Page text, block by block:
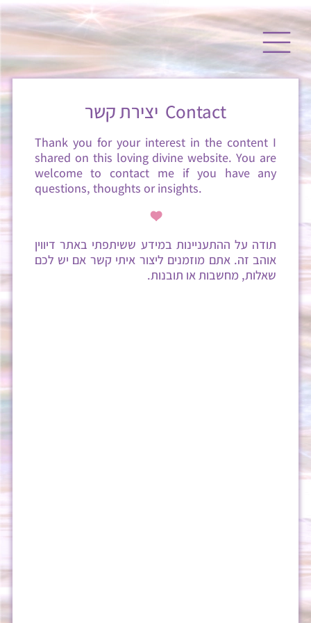
^
Thank you for your interest in the content I
shared on this loving divine website. You are
welcome to contact me if you have any
questions, thoughts or insights.
תודה על ההתעניינות במידע ששיתפתי באתר דיווין
אוהב זה. אתם מוזמנים ליצור איתי קשר אם יש לכם
שאלות, מחשבות או תובנות.
Contact